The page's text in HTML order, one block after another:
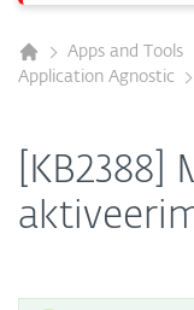
Apps and Tools
Application Agnostic
[KB2388]